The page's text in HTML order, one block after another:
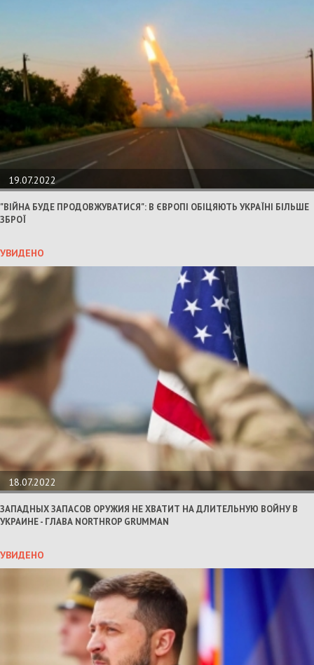
19.07.2022
"ВІЙНА БУДЕ ПРОДОВЖУВАТИСЯ": В ЄВРОПІ ОБІЦЯЮТЬ УКРАЇНІ БІЛЬШЕ
ЗБРОЇ
УВИДЕНО
18.07.2022
ЗАПАДНЫХ ЗАПАСОВ ОРУЖИЯ НЕ ХВАТИТ НА ДЛИТЕЛЬНУЮ ВОЙНУ В
УКРАИНЕ - ГЛАВА NORTHROP GRUMMAN
УВИДЕНО